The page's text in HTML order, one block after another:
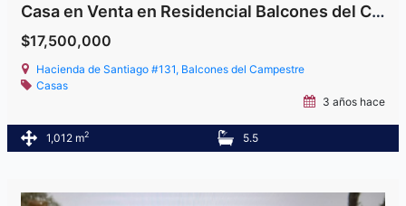
Casa en Venta en Residencial Balcones del Campestre
$17,500,000
Hacienda de Santiago #131, Balcones del Campestre
Casas
3 años hace
1,012 m2 5.5